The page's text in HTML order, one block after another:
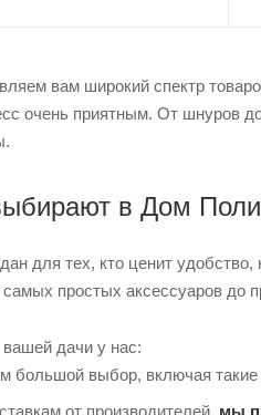
вам широкий спектр
очень приятным. От шнуров
в Дом
для тех, кто ценит
простых аксессуаров до
дачи у нас:
большой выбор, включая
от производителей, мы